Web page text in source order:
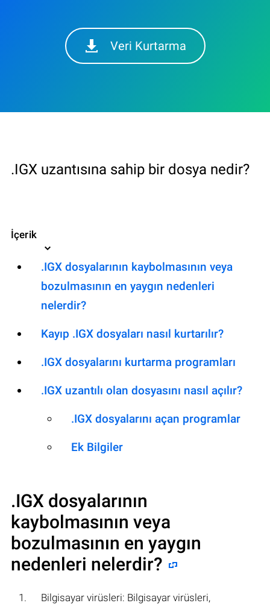
Veri Kurtarma
.IGX uzantısına sahip bir dosya nedir?
İçerik
.IGX dosyalarının kaybolmasının veya
bozulmasının en yaygın nedenleri
nelerdir?
Kayıp .IGX dosyaları nasıl kurtarılır?
.IGX dosyalarını kurtarma programları
.IGX uzantılı olan dosyasını nasıl açılır?
.IGX dosyalarını açan programlar
Ek Bilgiler
.IGX dosyalarının
kaybolmasının veya
bozulmasının en yaygın
nedenleri nelerdir?
Bilgisayar virüsleri: Bilgisayar virüsleri,